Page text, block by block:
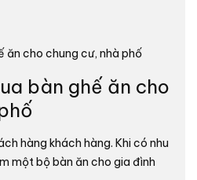
bàn ghế ăn cho
hàng khách hàng. Khi có nhu
một bộ bàn ăn cho gia đình